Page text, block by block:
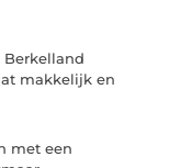
makkelijk en
met een